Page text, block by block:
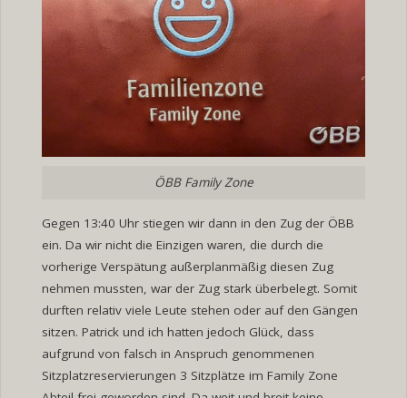
ÖBB Family Zone
Gegen 13:40 Uhr stiegen wir dann in den Zug der ÖBB
ein. Da wir nicht die Einzigen waren, die durch die
vorherige Verspätung außerplanmäßig diesen Zug
nehmen mussten, war der Zug stark überbelegt. Somit
durften relativ viele Leute stehen oder auf den Gängen
sitzen. Patrick und ich hatten jedoch Glück, dass
aufgrund von falsch in Anspruch genommenen
Sitzplatzreservierungen 3 Sitzplätze im Family Zone